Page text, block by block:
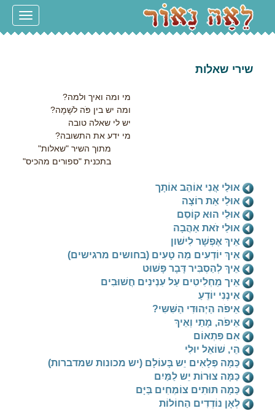
Toggle
שירי שאלות
מי ומה ואיך ולמה?
ומה יש בין פֹּה לשָׁמָה?
יש לי שאלה טובה
מי ידע את התשובה?
מתוך השיר "שאלות"
בתכנית "ספורים מהכיס"
אוּלַי אֲנִי אוֹהֵב אוֹתָך
אוּלַי אַת רוֹצָה
אוּלַי הוּא קוֹסֵם
אוּלַי זֹאת אַהֲבָה
אֵיךְ אֶפְשָׁר לִישׁון
אֵיךְ יוֹדְעִים מַה טָעִים (בחושים מרגישים)
אֵיךְ לְהַסְבִּיר דָּבָר פָּשׁוּט
אֵיך מַחְלִיטִים עַל עִנְיּנִים חֲשׁוּבִים
אֵינֶנִי יוֹדֵעַ
אֵיפֹה הַיְּהוּדִי הַשִּׁשִּי?
אֵיפֹה, מָתַי וְאֵיךְ
אִם פִּתְאוֹם
הֵי, שׁוֹאֵל יוּלִי
כַּמָּה פְּלָאִים יֵש בָּעוֹלָם (יש מכונות שמדברות)
כַּמָּה צוּרוֹת יֵש לַמַּיִם
כַּמָה תּוּתִים צוֹמְחִים בַּיָּם
לְאָן נוֹדְדִים הַחוֹלוֹת